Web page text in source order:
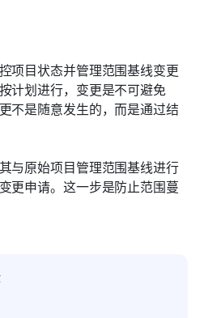
项目状态并管理范围基线变更
计划进行，变更是不可避免
不是随意发生的，而是通过结
与原始项目管理范围基线进行
更申请。这一步是防止范围蔓